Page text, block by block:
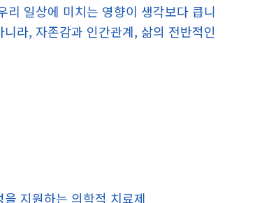
일상에 미치는 영향이 생각보다 큽니
라, 자존감과 인간관계, 삶의 전반적인
지원하는 의학적 치료제